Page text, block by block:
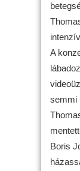
A
semmi
Boris